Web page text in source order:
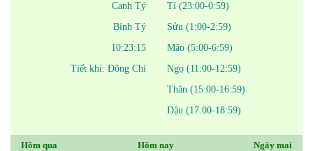
Canh Tý
Bính Tý
10:23:15
Tiết khí: Đông Chí
Tí (23:00-0:59)
Sửu (1:00-2:59)
Mão (5:00-6:59)
Ngọ (11:00-12:59)
Thân (15:00-16:59)
Dậu (17:00-18:59)
Hôm qua Hôm nay Ngày mai